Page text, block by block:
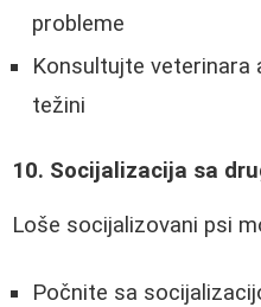
probleme
Konsultujte veterinara
težini
10. Socijalizacija sa
Loše socijalizovani psi
Počnite sa